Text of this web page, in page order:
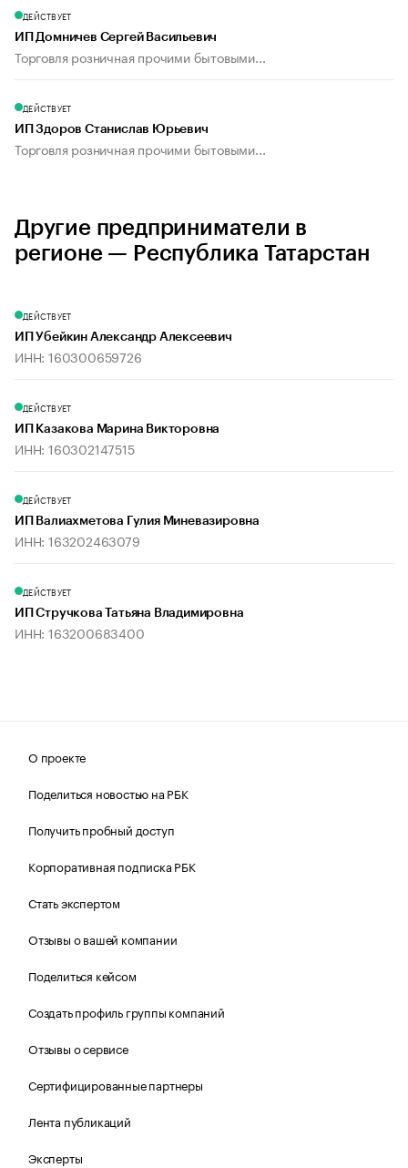
ДЕЙСТВУЕТ
ИП Домничев Сергей Васильевич
Торговля розничная прочими бытовыми...
ДЕЙСТВУЕТ
ИП Здоров Станислав Юрьевич
Торговля розничная прочими бытовыми...
Другие предприниматели в
регионе — Республика Татарстан
ДЕЙСТВУЕТ
ИП Убейкин Александр Алексеевич
ИНН: 160300659726
ДЕЙСТВУЕТ
ИП Казакова Марина Викторовна
ИНН: 160302147515
ДЕЙСТВУЕТ
ИП Валиахметова Гулия Миневазировна
ИНН: 163202463079
ДЕЙСТВУЕТ
ИП Стручкова Татьяна Владимировна
ИНН: 163200683400
О проекте
Поделиться новостью на РБК
Получить пробный доступ
Корпоративная подписка РБК
Стать экспертом
Отзывы о вашей компании
Поделиться кейсом
Создать профиль группы компаний
Отзывы о сервисе
Сертифицированные партнеры
Лента публикаций
Эксперты